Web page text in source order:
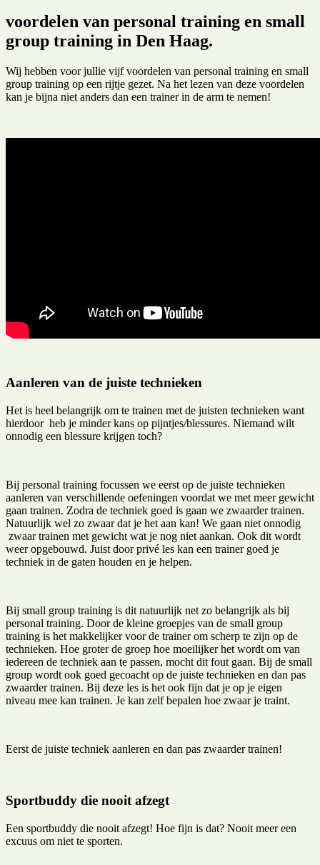
voordelen van personal training en small
group training in Den Haag.
Wij hebben voor jullie vijf voordelen van personal training en small
group training op een rijtje gezet. Na het lezen van deze voordelen
kan je bijna niet anders dan een trainer in de arm te nemen!
Aanleren van de juiste technieken
Het is heel belangrijk om te trainen met de juisten technieken want
hierdoor heb je minder kans op pijntjes/blessures. Niemand wilt
onnodig een blessure krijgen toch?
Bij personal training focussen we eerst op de juiste technieken
aanleren van verschillende oefeningen voordat we met meer gewicht
gaan trainen. Zodra de techniek goed is gaan we zwaarder trainen.
Natuurlijk wel zo zwaar dat je het aan kan! We gaan niet onnodig
zwaar trainen met gewicht wat je nog niet aankan. Ook dit wordt
weer opgebouwd. Juist door privé les kan een trainer goed je
techniek in de gaten houden en je helpen.
Bij small group training is dit natuurlijk net zo belangrijk als bij
personal training. Door de kleine groepjes van de small group
training is het makkelijker voor de trainer om scherp te zijn op de
technieken. Hoe groter de groep hoe moeilijker het wordt om van
iedereen de techniek aan te passen, mocht dit fout gaan. Bij de small
group wordt ook goed gecoacht op de juiste technieken en dan pas
zwaarder trainen. Bij deze les is het ook fijn dat je op je eigen
niveau mee kan trainen. Je kan zelf bepalen hoe zwaar je traint.
Eerst de juiste techniek aanleren en dan pas zwaarder trainen!
Sportbuddy die nooit afzegt
Een sportbuddy die nooit afzegt! Hoe fijn is dat? Nooit meer een
excuus om niet te sporten.